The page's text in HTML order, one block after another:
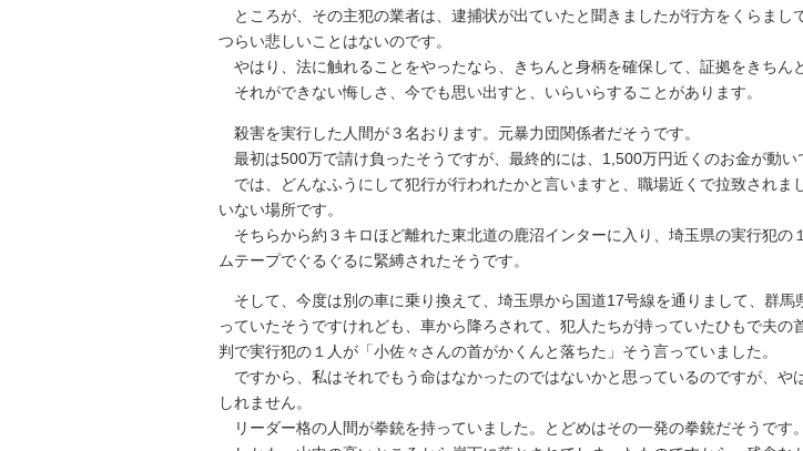
ところが、その主犯の業者は、逮捕状が出ていたと聞きましたが行方をくらま
つらい悲しいことはないのです。
やはり、法に触れることをやったなら、きちんと身柄を確保して、証拠をきちん
それができない悔しさ、今でも思い出すと、いらいらすることがあります。
殺害を実行した人間が３名おります。元暴力団関係者だそうです。
最初は500万で請け負ったそうですが、最終的には、1,500万円近くのお金が動い
では、どんなふうにして犯行が行われたかと言いますと、職場近くで拉致され
いない場所です。
そちらから約３キロほど離れた東北道の鹿沼インターに入り、埼玉県の実行犯
ムテープでぐるぐるに緊縛されたそうです。
そして、今度は別の車に乗り換えて、埼玉県から国道17号線を通りまして、群
っていたそうですけれども、車から降ろされて、犯人たちが持っていたひもで夫
判で実行犯の１人が「小佐々さんの首がかくんと落ちた」そう言っていました。
ですから、私はそれでもう命はなかったのではないかと思っているのですが、や
しれません。
リーダー格の人間が拳銃を持っていました。とどめはその一発の拳銃だそうです。